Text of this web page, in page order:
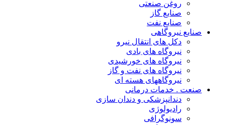
روغن صنعتی
صنایع گاز
صنایع نفت
صنایع نیروگاهی
دکل های انتقال نیرو
نیروگاه های بادی
نیروگاه های خورشیدی
نیروگاه های نفت و گاز
نیروگاههای هسته ای
صنعت . خدمات درمانی
دندانپزشکی و دندان سازی
رادیولوژی
سونوگرافی